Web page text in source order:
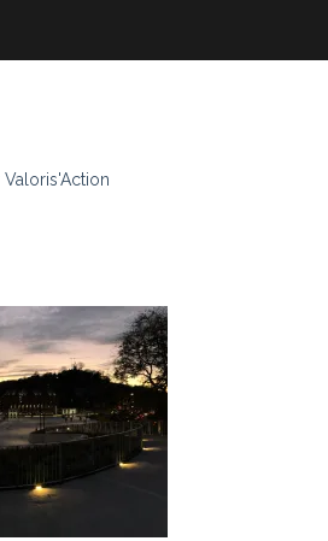
Valoris'Action